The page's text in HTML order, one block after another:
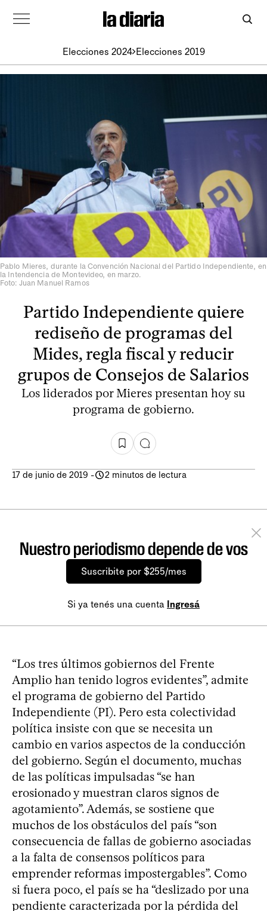
Elecciones 2024 Elecciones 2019
Pablo Mieres, durante la Convención Nacional del Partido Independiente, en
la Intendencia de Montevideo, en marzo.
Foto: Juan Manuel Ramos
Partido Independiente quiere
rediseño de programas del
Mides, regla fiscal y reducir
grupos de Consejos de Salarios
Los liderados por Mieres presentan hoy su
programa de gobierno.
17 de junio de 2019 - 2 minutos de lectura
Nuestro periodismo depende de vos
Suscribite por $255/mes
Si ya tenés una cuenta Ingresá
“Los tres últimos gobiernos del Frente
Amplio han tenido logros evidentes”, admite
el programa de gobierno del Partido
Independiente (PI). Pero esta colectividad
política insiste con que se necesita un
cambio en varios aspectos de la conducción
del gobierno. Según el documento, muchas
de las políticas impulsadas “se han
erosionado y muestran claros signos de
agotamiento”. Además, se sostiene que
muchos de los obstáculos del país “son
consecuencia de fallas de gobierno asociadas
a la falta de consensos políticos para
emprender reformas impostergables”. Como
si fuera poco, el país se ha “deslizado por una
pendiente caracterizada por la pérdida del